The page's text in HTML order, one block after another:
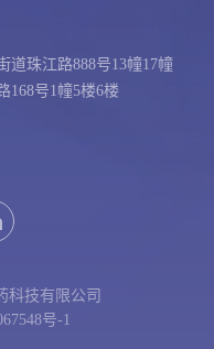
道珠江路888号13幢17幢
168号1幢5楼6楼
药科技有限公司
号-1